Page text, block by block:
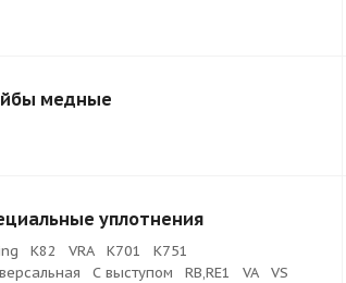
медные
уплотнения
K82 VRA K701
K751
С выступом RB,RE1 VA
VS